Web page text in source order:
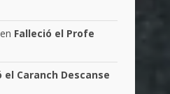
en Falleció el Profe
el Caranch Descanse